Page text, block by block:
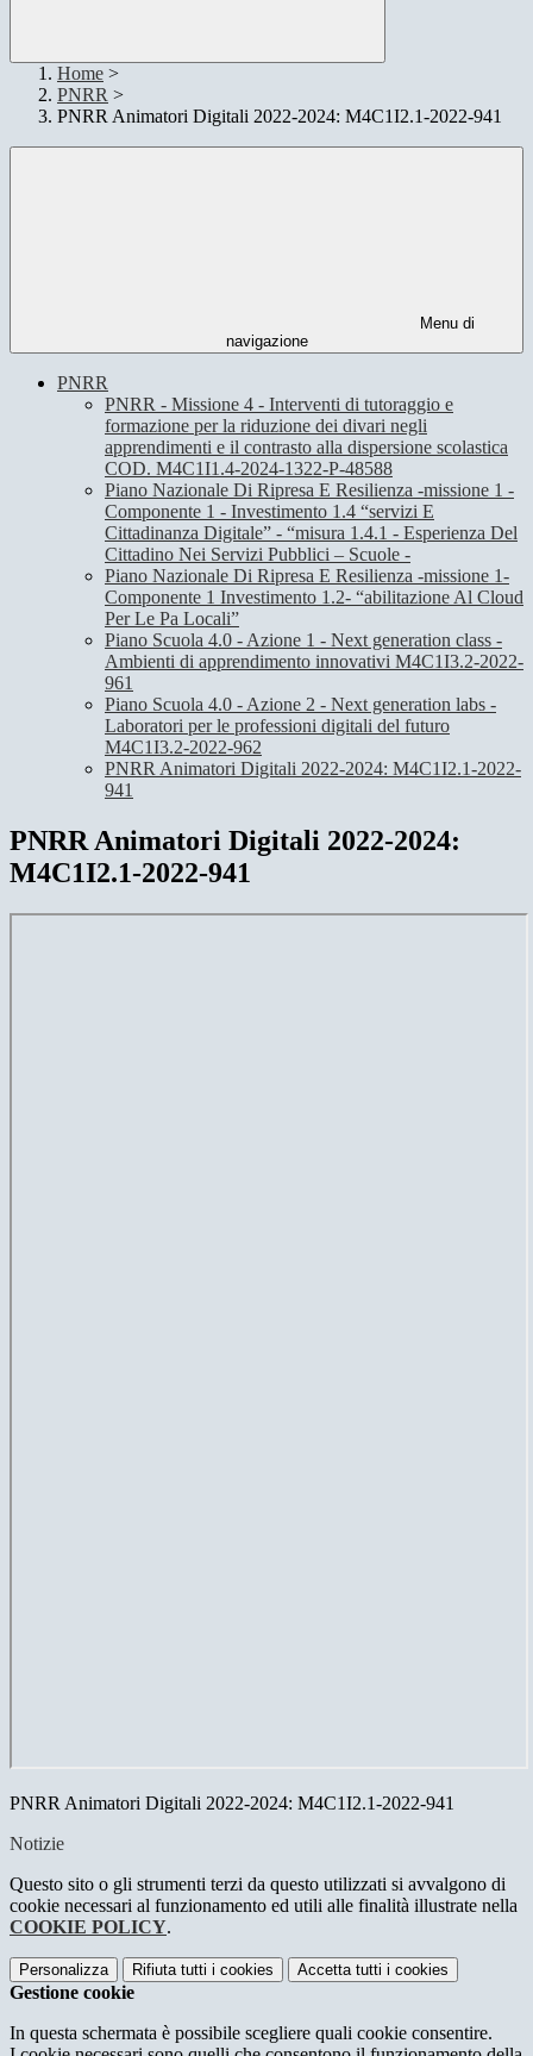
Home >
PNRR >
PNRR Animatori Digitali 2022-2024: M4C1I2.1-2022-941
Menu di
navigazione
PNRR
PNRR - Missione 4 - Interventi di tutoraggio e
formazione per la riduzione dei divari negli
apprendimenti e il contrasto alla dispersione scolastica
COD. M4C1I1.4-2024-1322-P-48588
Piano Nazionale Di Ripresa E Resilienza -missione 1 -
Componente 1 - Investimento 1.4 “servizi E
Cittadinanza Digitale” - “misura 1.4.1 - Esperienza Del
Cittadino Nei Servizi Pubblici – Scuole -
Piano Nazionale Di Ripresa E Resilienza -missione 1-
Componente 1 Investimento 1.2- “abilitazione Al Cloud
Per Le Pa Locali”
Piano Scuola 4.0 - Azione 1 - Next generation class -
Ambienti di apprendimento innovativi M4C1I3.2-2022-
961
Piano Scuola 4.0 - Azione 2 - Next generation labs -
Laboratori per le professioni digitali del futuro
M4C1I3.2-2022-962
PNRR Animatori Digitali 2022-2024: M4C1I2.1-2022-
941
PNRR Animatori Digitali 2022-2024:
M4C1I2.1-2022-941
PNRR Animatori Digitali 2022-2024: M4C1I2.1-2022-941
Notizie
Questo sito o gli strumenti terzi da questo utilizzati si avvalgono di
cookie necessari al funzionamento ed utili alle finalità illustrate nella
COOKIE POLICY.
Personalizza Rifiuta tutti i cookies Accetta tutti i cookies
Gestione cookie
In questa schermata è possibile scegliere quali cookie consentire.